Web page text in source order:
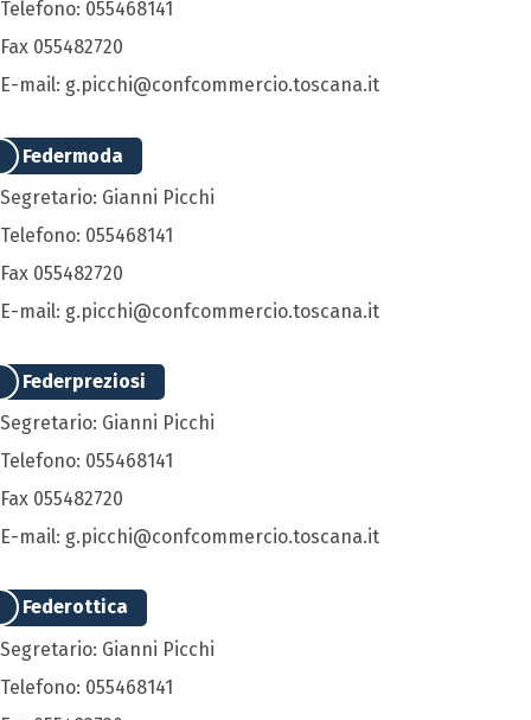
Telefono: 055468141
Fax 055482720
E-mail: g.picchi@confcommercio.toscana.it
Federmoda
Segretario: Gianni Picchi
Telefono: 055468141
Fax 055482720
E-mail: g.picchi@confcommercio.toscana.it
Federpreziosi
Segretario: Gianni Picchi
Telefono: 055468141
Fax 055482720
E-mail: g.picchi@confcommercio.toscana.it
Federottica
Segretario: Gianni Picchi
Telefono: 055468141